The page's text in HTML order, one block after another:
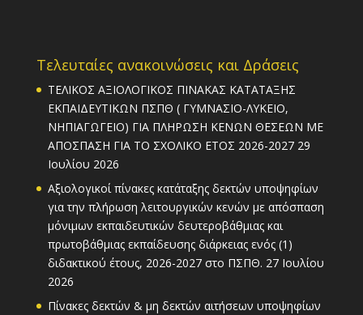
Τελευταίες ανακοινώσεις και Δράσεις
ΤΕΛΙΚΟΣ ΑΞΙΟΛΟΓΙΚΟΣ ΠΙΝΑΚΑΣ ΚΑΤΑΤΑΞΗΣ
ΕΚΠΑΙΔΕΥΤΙΚΩΝ ΠΣΠΘ ( ΓΥΜΝΑΣΙΟ-ΛΥΚΕΙΟ,
ΝΗΠΙΑΓΩΓΕΙΟ) ΓΙΑ ΠΛΗΡΩΣΗ ΚΕΝΩΝ ΘΕΣΕΩΝ ΜΕ
ΑΠΟΣΠΑΣΗ ΓΙΑ ΤΟ ΣΧΟΛΙΚΟ ΕΤΟΣ 2026-2027 29
Ιουλίου 2026
Αξιολογικοί πίνακες κατάταξης δεκτών υποψηφίων
για την πλήρωση λειτουργικών κενών με απόσπαση
μόνιμων εκπαιδευτικών δευτεροβάθμιας και
πρωτοβάθμιας εκπαίδευσης διάρκειας ενός (1)
διδακτικού έτους, 2026-2027 στο ΠΣΠΘ. 27 Ιουλίου
2026
Πίνακες δεκτών & μη δεκτών αιτήσεων υποψηφίων